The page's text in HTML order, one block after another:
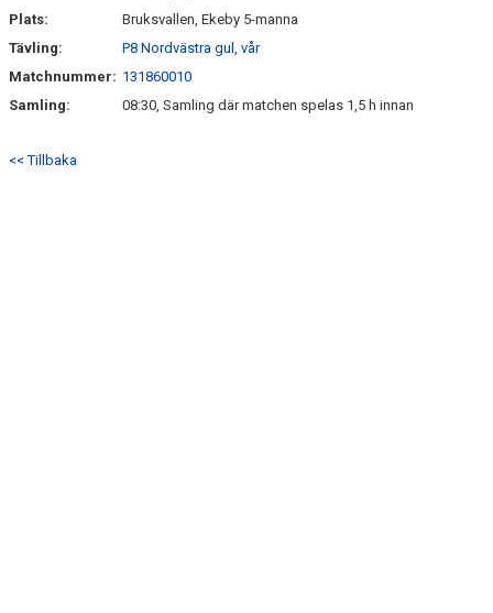
BILDGALLERI
Plats:
Bruksvallen, Ekeby 5-manna
Tävling:
P8 Nordvästra gul, vår
Matchnummer: 131860010
Samling:
08:30, Samling där matchen spelas 1,5 h innan
<< Tillbaka